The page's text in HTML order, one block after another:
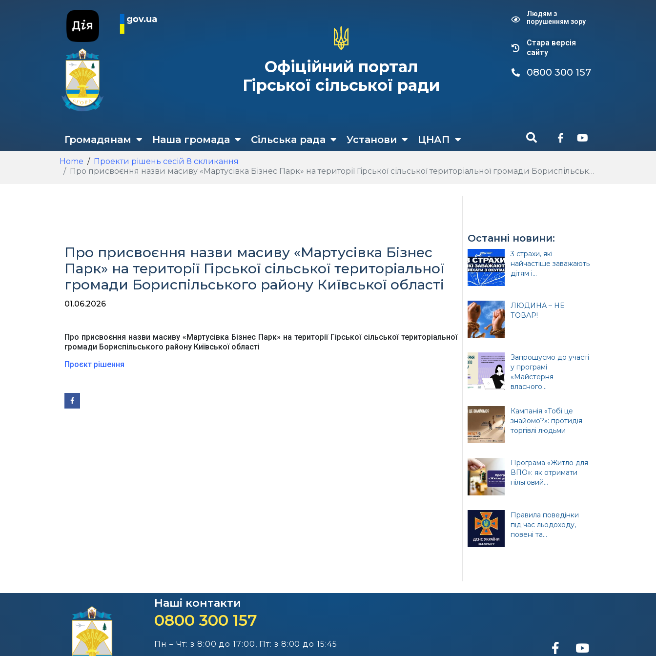
Офіційний портал
Гірської сільської ради
Людям з
порушенням зору
Стара версiя
сайту
0800 300 157
Громадянам Наша громада Сільська рада Установи ЦНАП
Home
Проекти рішень сесій 8 скликання
Про присвоєння назви масиву «Мартусівка Бізнес Парк» на території Гірської сільської територіальної громади Бориспільського району Київської області
Про присвоєння назви масиву «Мартусівка Бізнес
Парк» на території Гірської сільської територіальної
громади Бориспільського району Київської області
01.06.2026
Про присвоєння назви масиву «Мартусівка Бізнес Парк» на території Гірської сільської територіальної
громади Бориспільського району Київської області
Проєкт рішення
Останні новини:
3 страхи, які
найчастіше заважають
дітям і...
ЛЮДИНА – НЕ
ТОВАР!
Запрошуємо до участі
у програмі
«Майстерня
власного...
Кампанія «Тобі це
знайомо?»: протидія
торгівлі людьми
Програма «Житло для
ВПО»: як отримати
пільговий...
Правила поведінки
під час льодоходу,
повені та...
Наші контакти
0800 300 157
Пн – Чт: з 8:00 до 17:00, Пт: з 8:00 до 15:45